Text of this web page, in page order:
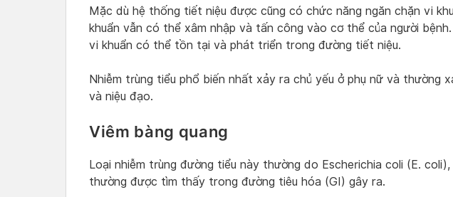
Mặc dù hệ thống tiết niệu được cũng có chức năng ngăn chặn vi
khuẩn vẫn có thể xâm nhập và tấn công vào cơ thể của người
vi khuẩn có thể tồn tại và phát triển trong đường tiết niệu.
Nhiễm trùng tiểu phổ biến nhất xảy ra chủ yếu ở phụ nữ và thường
và niệu đạo.
Viêm bàng quang
Loại nhiễm trùng đường tiểu này thường do Escherichia coli (E.
thường được tìm thấy trong đường tiêu hóa (GI) gây ra.